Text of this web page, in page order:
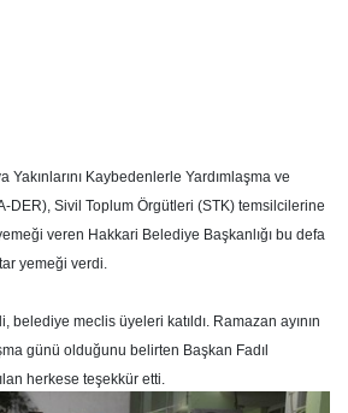
Yakınlarını Kaybedenlerle Yardımlaşma ve
DER), Sivil Toplum Örgütleri (STK) temsilcilerine
veren Hakkari Belediye Başkanlığı bu defa
yemeği verdi.
meclis üyeleri katıldı. Ramazan ayının
günü olduğunu belirten Başkan Fadıl
herkese teşekkür etti.